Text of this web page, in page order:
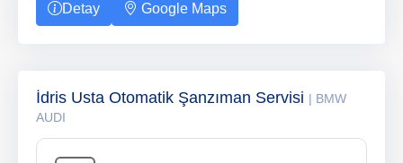
Detay Google Maps
İdris Usta Otomatik Şanzıman Servisi | BMW
AUDI